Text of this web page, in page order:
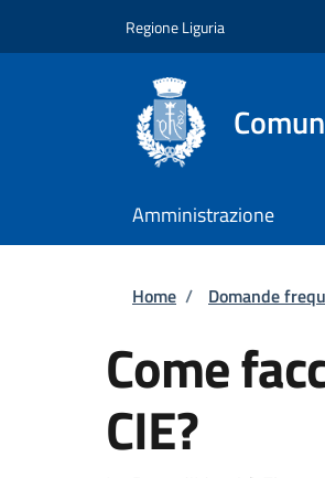
Regione Liguria
Amministrazione
Briciole
Home / Domande
Come
CIE?